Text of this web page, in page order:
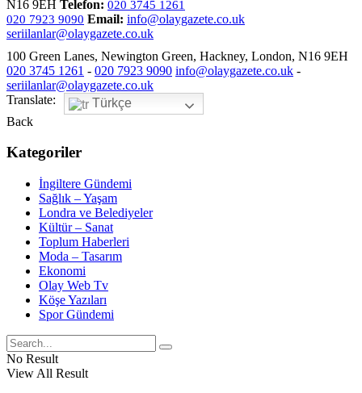
N16 9EH Telefon: 020 3745 1261
020 7923 9090 Email: info@olaygazete.co.uk
seriilanlar@olaygazete.co.uk
100 Green Lanes, Newington Green, Hackney, London, N16 9EH
020 3745 1261 - 020 7923 9090 info@olaygazete.co.uk -
seriilanlar@olaygazete.co.uk
Translate:
Türkçe
Back
Kategoriler
İngiltere Gündemi
Sağlık – Yaşam
Londra ve Belediyeler
Kültür – Sanat
Toplum Haberleri
Moda – Tasarım
Ekonomi
Olay Web Tv
Köşe Yazıları
Spor Gündemi
No Result
View All Result